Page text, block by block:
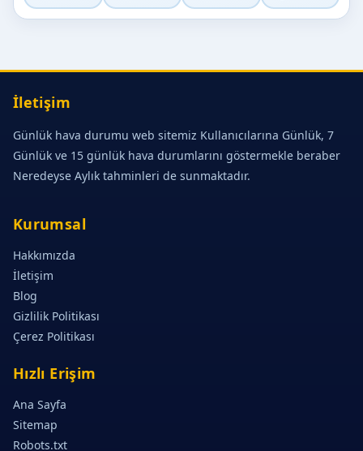
İletişim
Günlük hava durumu web sitemiz Kullanıcılarına Günlük, 7
Günlük ve 15 günlük hava durumlarını göstermekle beraber
Neredeyse Aylık tahminleri de sunmaktadır.
Kurumsal
Hakkımızda
İletişim
Blog
Gizlilik Politikası
Çerez Politikası
Hızlı Erişim
Ana Sayfa
Sitemap
Robots.txt